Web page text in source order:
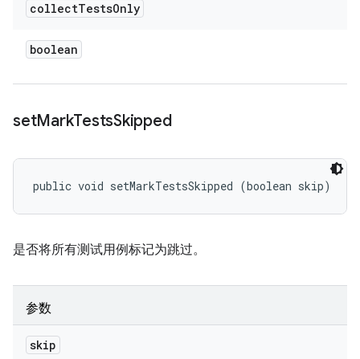
collectTestsOnly
boolean
setMarkTestsSkipped
public void setMarkTestsSkipped (boolean skip)
是否将所有测试用例标记为跳过。
参数
skip